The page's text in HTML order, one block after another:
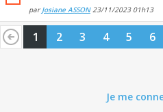
par Josiane ASSON23/11/2023 01h13
1 2 3 4 5 6
Je me